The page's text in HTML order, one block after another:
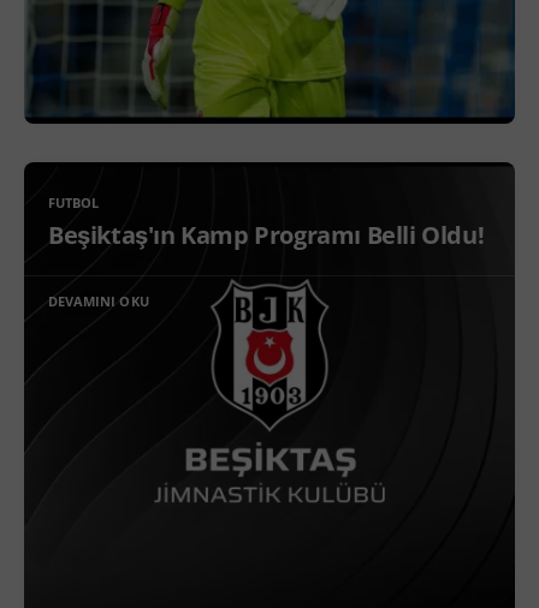
FUTBOL
Beşiktaş'ın Kamp Programı Belli Oldu!
DEVAMINI OKU